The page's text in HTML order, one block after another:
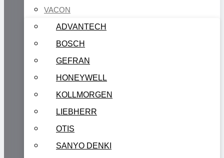
VACON
ADVANTECH
BOSCH
GEFRAN
HONEYWELL
KOLLMORGEN
LIEBHERR
OTIS
SANYO DENKI